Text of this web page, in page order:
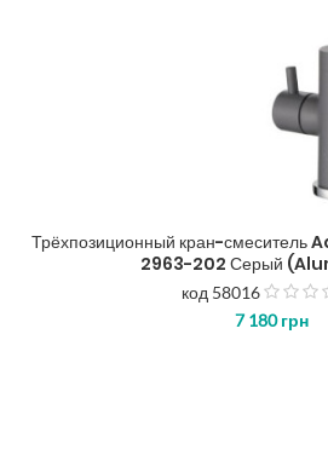
Трёхпозиционный кран-
2963-202 Серый
код 58016
7 180грн